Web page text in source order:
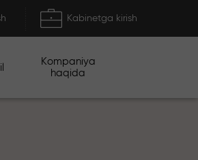
Kabinetga kirish
Kompaniya
haqida